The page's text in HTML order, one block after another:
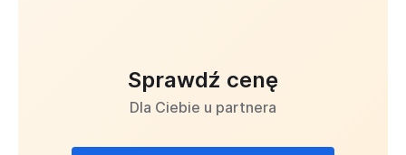
Sprawdź cenę
Dla Ciebie u partnera